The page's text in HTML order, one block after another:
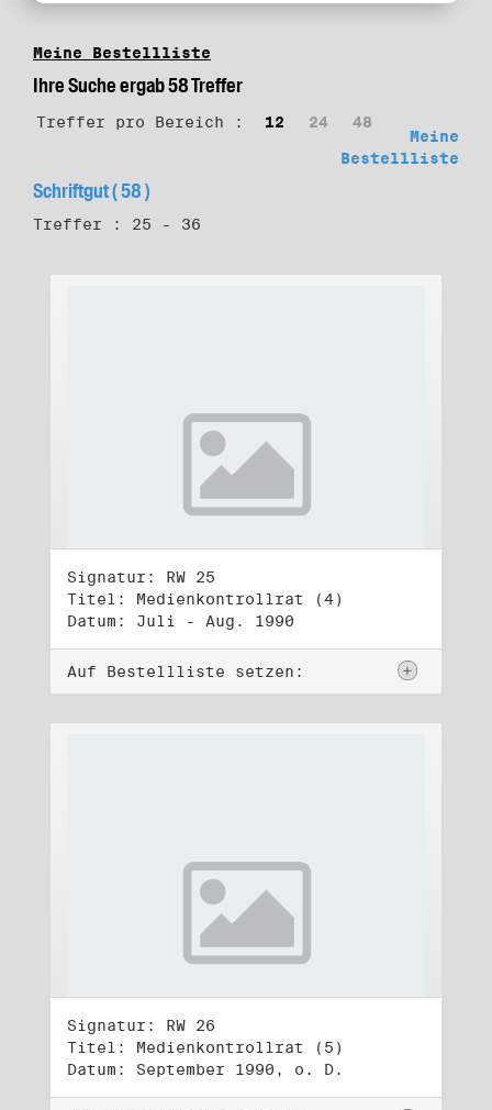
Meine Bestellliste
Ihre Suche ergab 58 Treffer
Treffer pro Bereich : 12 24
48
Meine
Bestellliste
Schriftgut ( 58 )
Treffer : 25 - 36
Signatur: RW 25
Titel: Medienkontrollrat (4)
Datum: Juli - Aug. 1990
Auf Bestellliste setzen:
Signatur: RW 26
Titel: Medienkontrollrat (5)
Datum: September 1990, o. D.